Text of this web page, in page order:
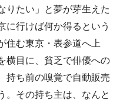
りたい」と夢が芽生えた
に行けば何か得るという
住む東京・表参道へ上
横目に、貧乏で俳優への
持ち前の嗅覚で自動販売
。その持ち主は、なんと